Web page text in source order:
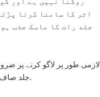
اثر کا سامنا کرنا
جلد رات کا ماسک جذب
لازمی طور پر لاگو کرنے پر
جلد صاف کرنے کے لئے لاگو نہ کریں، بیس تیل اور دیگر موٹوں کے ساتھ صرف ایک مرکب میں استعمال کریں.